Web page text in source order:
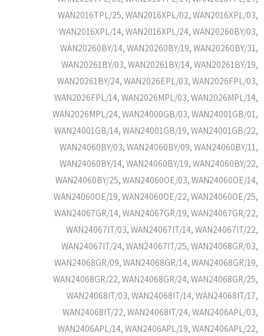
WAN2016TPL/25, WAN2016XPL/02, WAN2016XPL/03,
WAN2016XPL/14, WAN2016XPL/24, WAN20260BY/03,
WAN20260BY/14, WAN20260BY/19, WAN20260BY/31,
WAN20261BY/03, WAN20261BY/14, WAN20261BY/19,
WAN20261BY/24, WAN2026EPL/03, WAN2026FPL/03,
WAN2026FPL/14, WAN2026MPL/03, WAN2026MPL/14,
WAN2026MPL/24, WAN24000GB/03, WAN24001GB/01,
WAN24001GB/14, WAN24001GB/19, WAN24001GB/22,
WAN24060BY/03, WAN24060BY/09, WAN24060BY/11,
WAN24060BY/14, WAN24060BY/19, WAN24060BY/22,
WAN24060BY/25, WAN24060OE/03, WAN24060OE/14,
WAN24060OE/19, WAN24060OE/22, WAN24060OE/25,
WAN24067GR/14, WAN24067GR/19, WAN24067GR/22,
WAN24067IT/03, WAN24067IT/14, WAN24067IT/22,
WAN24067IT/24, WAN24067IT/25, WAN24068GR/03,
WAN24068GR/09, WAN24068GR/14, WAN24068GR/19,
WAN24068GR/22, WAN24068GR/24, WAN24068GR/25,
WAN24068IT/03, WAN24068IT/14, WAN24068IT/17,
WAN24068IT/22, WAN24068IT/24, WAN2406APL/03,
WAN2406APL/14, WAN2406APL/19, WAN2406APL/22,